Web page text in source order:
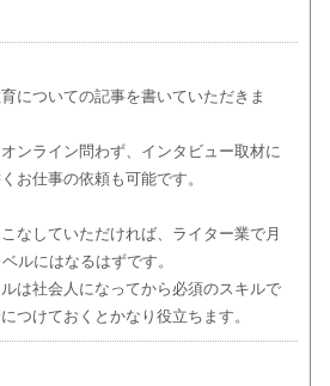
についての記事を書いていただきま
ンライン問わず、インタビュー取材に
お仕事の依頼も可能です。
なしていただければ、ライター業で月
ルにはなるはずです。
は社会人になってから必須のスキルで
つけておくとかなり役立ちます。